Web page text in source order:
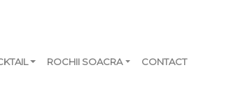
ROCHII SOACRA CONTACT